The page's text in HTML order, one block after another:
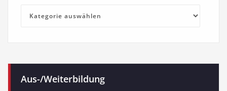
Kategorien
Aus-/Weiterbildung